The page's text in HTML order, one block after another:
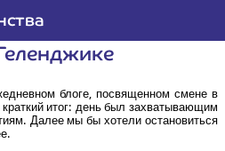
бло­ге, посвя­щен­ном смене в
итог: день был захва­ты­ва­ю­щим
Далее мы бы хоте­ли оста­но­вить­ся